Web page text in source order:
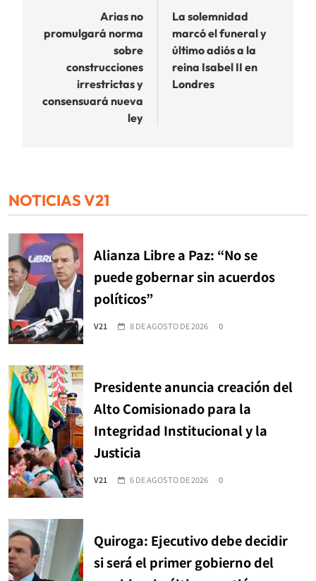
entradas
Arias no
promulgará norma
sobre
construcciones
irrestrictas y
consensuará nueva
ley
La solemnidad
marcó el funeral y
último adiós a la
reina Isabel II en
Londres
NOTICIAS V21
Alianza Libre a Paz: “No se
puede gobernar sin acuerdos
políticos”
V21 8 DE AGOSTO DE 2026 0
Presidente anuncia creación del
Alto Comisionado para la
Integridad Institucional y la
Justicia
V21 6 DE AGOSTO DE 2026 0
Quiroga: Ejecutivo debe decidir
si será el primer gobierno del